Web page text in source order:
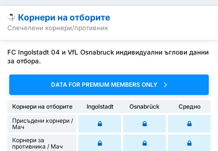
Корнери на отборите
Спечелени корнери/противник
FC Ingolstadt 04 и VfL Osnabruck индивидуални ъглови данни
за отбора.
DATA FOR PREMIUM MEMBERS ONLY
Корнери на отборите Ingolstadt Osnabrück
Средно
Присъдени корнери /
Mач
Корнери за
противника / Мач